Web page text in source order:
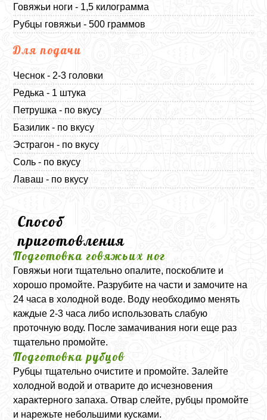
Говяжьи ноги - 1,5 килограмма
Рубцы говяжьи - 500 граммов
Для подачи
Чеснок - 2-3 головки
Редька - 1 штука
Петрушка - по вкусу
Базилик - по вкусу
Эстрагон - по вкусу
Соль - по вкусу
Лаваш - по вкусу
Способ
приготовления
Подготовка говяжьих ног
Говяжьи ноги тщательно опалите, поскоблите и
хорошо промойте. Разрубите на части и замочите на
24 часа в холодной воде. Воду необходимо менять
каждые 2-3 часа либо использовать слабую
проточную воду. После замачивания ноги еще раз
тщательно промойте.
Подготовка рубцов
Рубцы тщательно очистите и промойте. Залейте
холодной водой и отварите до исчезновения
характерного запаха. Отвар слейте, рубцы промойте
и нарежьте небольшими кусками.